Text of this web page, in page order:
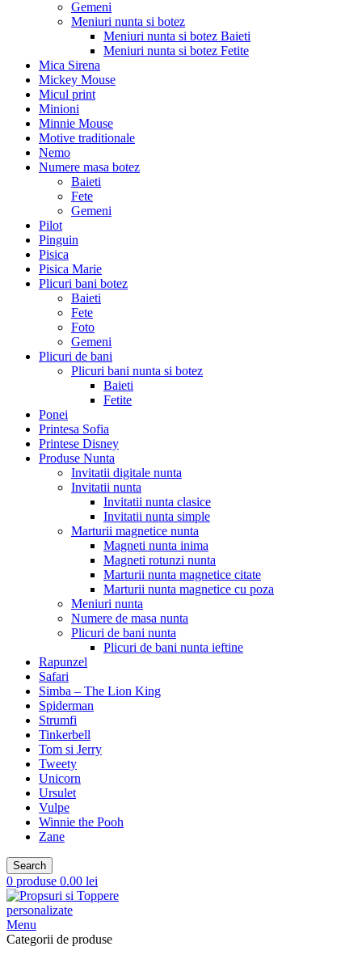
Gemeni
Meniuri nunta si botez
Meniuri nunta si botez Baieti
Meniuri nunta si botez Fetite
Mica Sirena
Mickey Mouse
Micul print
Minioni
Minnie Mouse
Motive traditionale
Nemo
Numere masa botez
Baieti
Fete
Gemeni
Pilot
Pinguin
Pisica
Pisica Marie
Plicuri bani botez
Baieti
Fete
Foto
Gemeni
Plicuri de bani
Plicuri bani nunta si botez
Baieti
Fetite
Ponei
Printesa Sofia
Printese Disney
Produse Nunta
Invitatii digitale nunta
Invitatii nunta
Invitatii nunta clasice
Invitatii nunta simple
Marturii magnetice nunta
Magneti nunta inima
Magneti rotunzi nunta
Marturii nunta magnetice citate
Marturii nunta magnetice cu poza
Meniuri nunta
Numere de masa nunta
Plicuri de bani nunta
Plicuri de bani nunta ieftine
Rapunzel
Safari
Simba – The Lion King
Spiderman
Strumfi
Tinkerbell
Tom si Jerry
Tweety
Unicorn
Ursulet
Vulpe
Winnie the Pooh
Zane
Search
0 produse 0.00 lei
Menu
Categorii de produse